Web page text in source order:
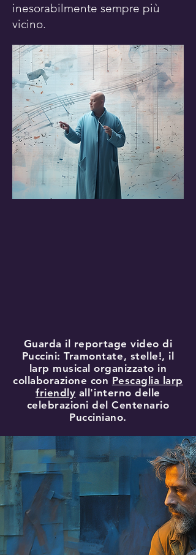
inesorabilmente sempre più
vicino.
Guarda il reportage video di
Puccini: Tramontate, stelle!, il
larp musical organizzato in
collaborazione con Pescaglia larp
friendly all'interno delle
celebrazioni del Centenario
Pucciniano.